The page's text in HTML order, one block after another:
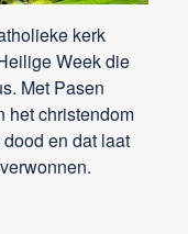
kerk
Week die
Met Pasen
het christendom
en dat laat